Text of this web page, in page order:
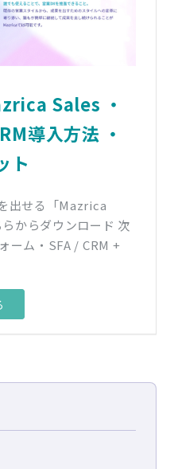
Sales ・
導入方法 ・
ト
出せる「Mazrica
からダウンロード 次
ーム・SFA / CRM +